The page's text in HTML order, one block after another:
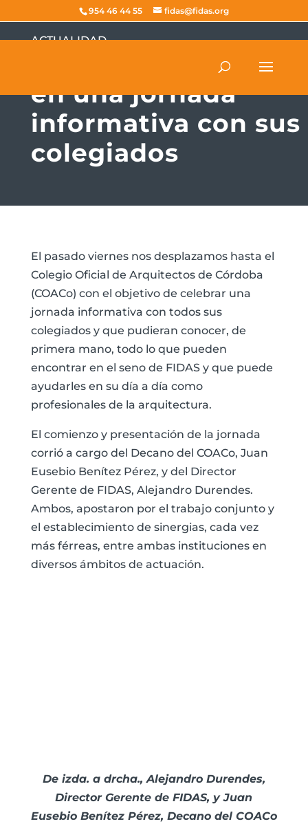
954 46 44 55 fidas@fidas.org
ACTUALIDAD
Visitamos el COACo
en una jornada
informativa con sus
colegiados
El pasado viernes nos desplazamos hasta el
Colegio Oficial de Arquitectos de Córdoba
(COACo) con el objetivo de celebrar una
jornada informativa con todos sus
colegiados y que pudieran conocer, de
primera mano, todo lo que pueden
encontrar en el seno de FIDAS y que puede
ayudarles en su día a día como
profesionales de la arquitectura.
El comienzo y presentación de la jornada
corrió a cargo del Decano del COACo, Juan
Eusebio Benítez Pérez, y del Director
Gerente de FIDAS, Alejandro Durendes.
Ambos, apostaron por el trabajo conjunto y
el establecimiento de sinergias, cada vez
más férreas, entre ambas instituciones en
diversos ámbitos de actuación.
De izda. a drcha., Alejandro Durendes,
Director Gerente de FIDAS, y Juan
Eusebio Benítez Pérez, Decano del COACo